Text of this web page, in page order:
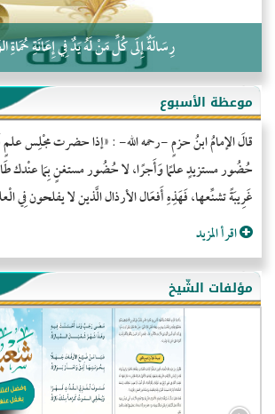
رِسَالَةٌ إِلَى كُلِّ مَنْ لَهُ يَدٌ فِي إِعَانَةِ حُمَاةِ
موعظة الأسبوع
قالَ الإمامُ ابنُ حزمٍ -رحمه الله- : «إذا حضرت مجْلِس
حُضُور مستزيدٍ علمًا وَأَجرًا، لا حُضُور مستغنٍ بِمَا عنْدك
غَرِيبَةً تشنِّعها، فَهَذِهِ أَفعَال الأرذال الَّذين لا يفلحون فِي
اقرأ المزيد
مؤلفات الشّيخ